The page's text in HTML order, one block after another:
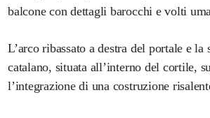
balcone con dettagli barocchi e volti
L’arco ribassato a destra del portale e
catalano, situata all’interno del cortile,
l’integrazione di una costruzione